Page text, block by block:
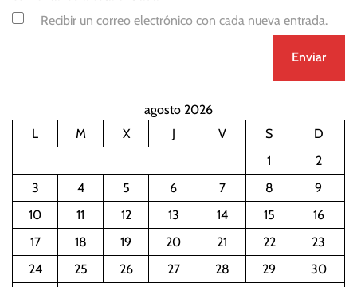
Recibir un correo electrónico con cada nueva entrada.
agosto 2026
L
M X J V S
D
1
2
3
4 5 6 7 8
9
10
11 12 13 14 15
16
17
18 19 20 21 22
23
24
25 26 27 28 29
30